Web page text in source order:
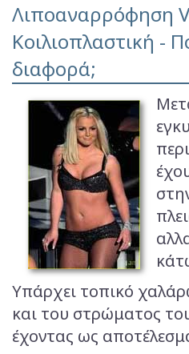
Λιποαναρρόφηση
Κοιλιοπλαστική -
διαφορά;
Υπάρχει τοπικό
και του στρώματος
έχοντας ως